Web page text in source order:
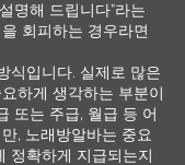
명해 드립니다”라는
회피하는 경우라면
식입니다. 실제로 많은
하게 생각하는 부분이
또는 주급, 월급 등 어
, 노래방알바는 중요
정확하게 지급되는지